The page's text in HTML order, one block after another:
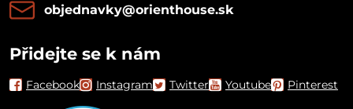
objednavky​@orienthouse​.sk
Přidejte se k nám
Facebook Instagram Twitter Youtube Pinterest